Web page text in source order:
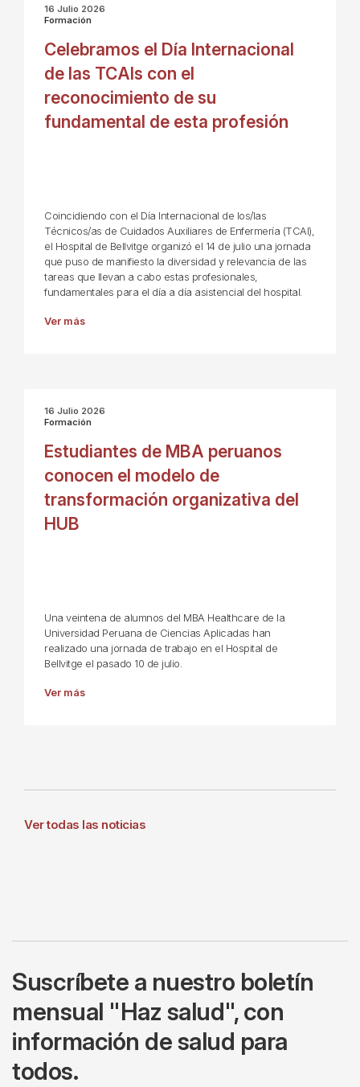
16 Julio 2026
Formación
Celebramos el Día Internacional
de las TCAIs con el
reconocimiento de su
fundamental de esta profesión
Coincidiendo con el Día Internacional de los/las
Técnicos/as de Cuidados Auxiliares de Enfermería (TCAI),
el Hospital de Bellvitge organizó el 14 de julio una jornada
que puso de manifiesto la diversidad y relevancia de las
tareas que llevan a cabo estas profesionales,
fundamentales para el día a día asistencial del hospital.
Ver más
16 Julio 2026
Formación
Estudiantes de MBA peruanos
conocen el modelo de
transformación organizativa del
HUB
Una veintena de alumnos del MBA Healthcare de la
Universidad Peruana de Ciencias Aplicadas han
realizado una jornada de trabajo en el Hospital de
Bellvitge el pasado 10 de julio.
Ver más
Ver todas las noticias
Suscríbete a nuestro boletín
mensual "Haz salud", con
información de salud para
todos.